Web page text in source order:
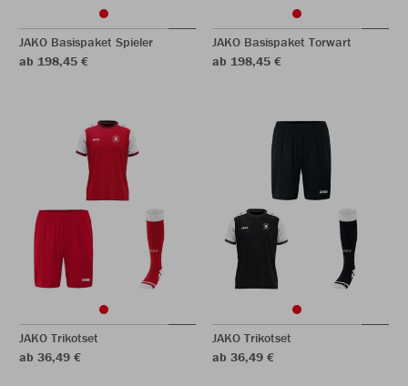
JAKO Basispaket Spieler
ab 198,45 €
JAKO Basispaket Torwart
ab 198,45 €
JAKO Trikotset
ab 36,49 €
JAKO Trikotset
ab 36,49 €